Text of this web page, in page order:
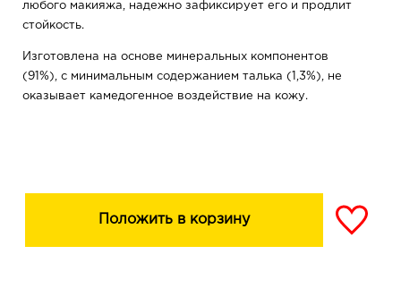
любого макияжа, надежно зафиксирует его и продлит
стойкость.
Изготовлена на основе минеральных компонентов
(91%), с минимальным содержанием талька (1,3%), не
оказывает камедогенное воздействие на кожу.
предотвращает появление жирного блеска - «Soft
фиксирует макияж на весь день - универсальный
Положить в корзину